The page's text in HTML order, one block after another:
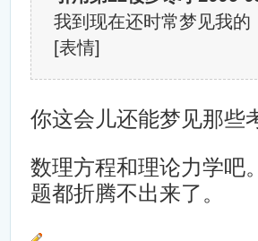
我到现在还时常梦见我
[表情]
你这会儿还能梦见那些
数理方程和理论力学吧
题都折腾不出来了。